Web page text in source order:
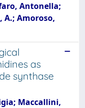
Antonella;
Amoroso,
as
synthase
Maccallini,